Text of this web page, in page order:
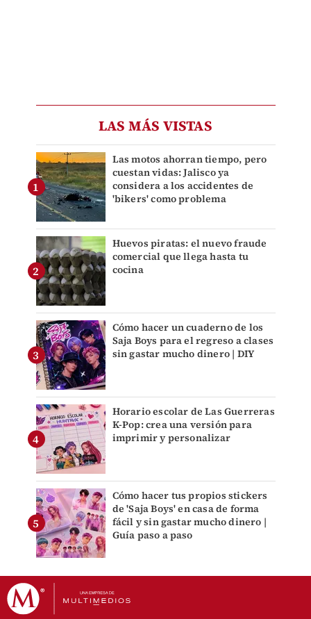
LAS MÁS VISTAS
Las motos ahorran tiempo, pero
cuestan vidas: Jalisco ya
considera a los accidentes de
'bikers' como problema
Huevos piratas: el nuevo fraude
comercial que llega hasta tu
cocina
Cómo hacer un cuaderno de los
Saja Boys para el regreso a clases
sin gastar mucho dinero | DIY
Horario escolar de Las Guerreras
K-Pop: crea una versión para
imprimir y personalizar
Cómo hacer tus propios stickers
de 'Saja Boys' en casa de forma
fácil y sin gastar mucho dinero |
Guía paso a paso